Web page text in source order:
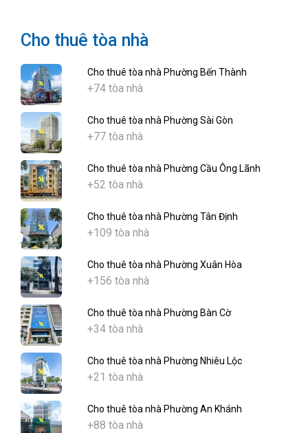
Cho thuê tòa nhà
Cho thuê tòa nhà Phường Bến Thành
+74 tòa nhà
Cho thuê tòa nhà Phường Sài Gòn
+77 tòa nhà
Cho thuê tòa nhà Phường Cầu Ông Lãnh
+52 tòa nhà
Cho thuê tòa nhà Phường Tân Định
+109 tòa nhà
Cho thuê tòa nhà Phường Xuân Hòa
+156 tòa nhà
Cho thuê tòa nhà Phường Bàn Cờ
+34 tòa nhà
Cho thuê tòa nhà Phường Nhiêu Lộc
+21 tòa nhà
Cho thuê tòa nhà Phường An Khánh
+88 tòa nhà